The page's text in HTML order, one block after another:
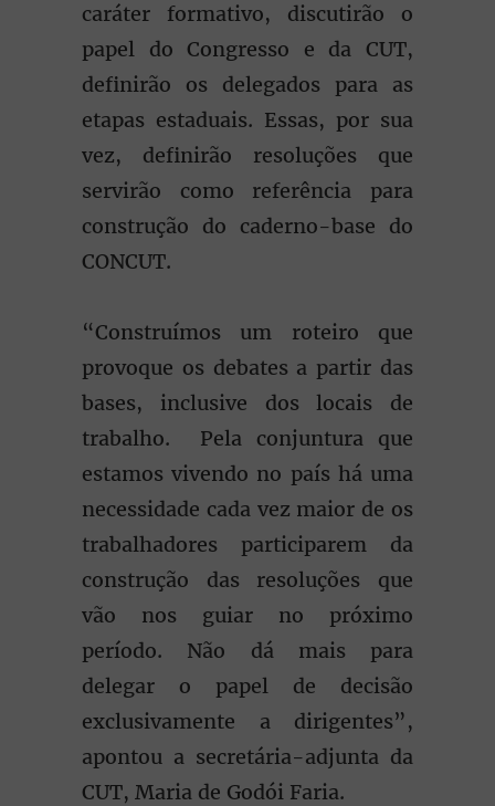
caráter formativo, discutirão o
papel do Congresso e da CUT,
definirão os delegados para as
etapas estaduais. Essas, por sua
vez, definirão resoluções que
servirão como referência para
construção do caderno-base do
CONCUT.
“Construímos um roteiro que
provoque os debates a partir das
bases, inclusive dos locais de
trabalho. Pela conjuntura que
estamos vivendo no país há uma
necessidade cada vez maior de os
trabalhadores participarem da
construção das resoluções que
vão nos guiar no próximo
período. Não dá mais para
delegar o papel de decisão
exclusivamente a dirigentes”,
apontou a secretária-adjunta da
CUT, Maria de Godói Faria.